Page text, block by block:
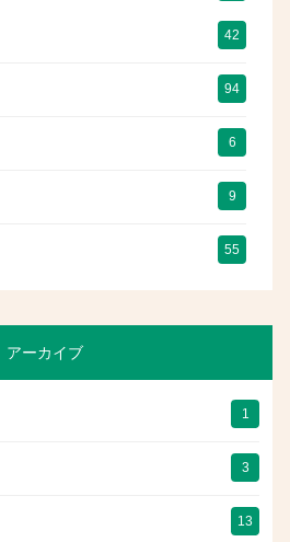
42
94
6
9
55
アーカイブ
1
3
13